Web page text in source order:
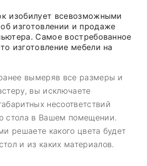
изобилует всевозможными
изготовлении и продаже
Самое востребованное
изготовление мебели на
вымеряв все размеры и
вы исключаете
несоответствий
стола в Вашем помещении.
решаете какого цвета будет
и из каких материалов.